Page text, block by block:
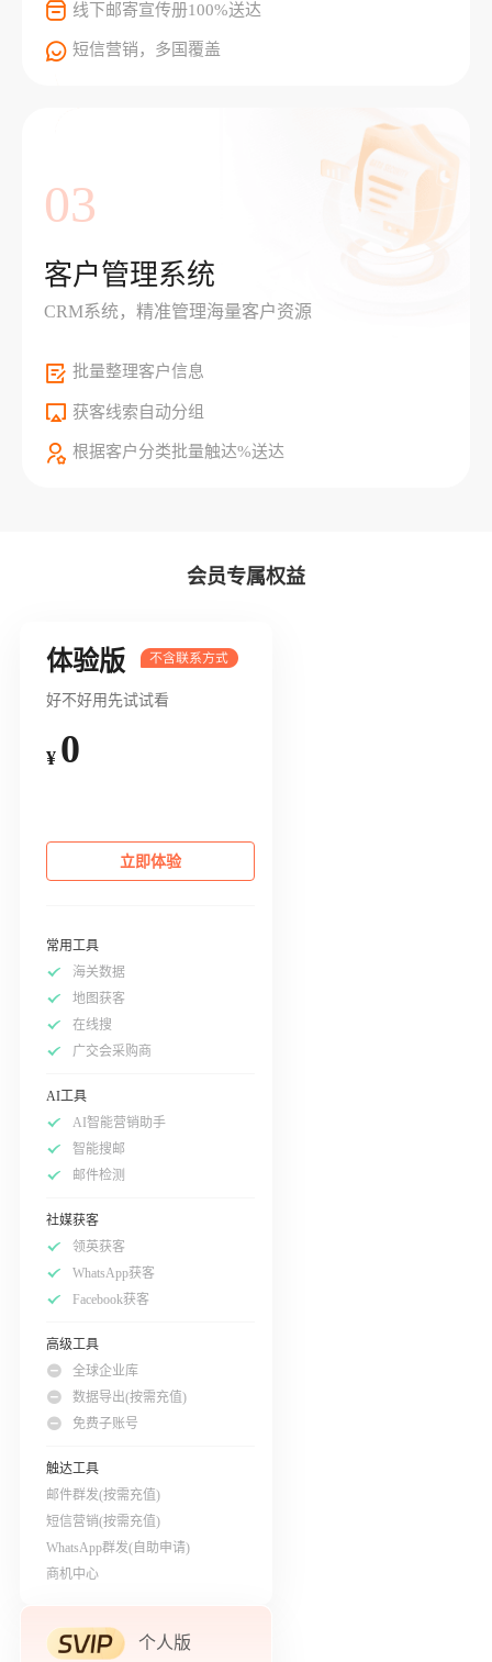
线下邮寄宣传册100%送达
短信营销，多国覆盖
03
客户管理系统
CRM系统，精准管理海量客户资源
批量整理客户信息
获客线索自动分组
根据客户分类批量触达%送达
会员专属权益
体验版
好不好用先试试看
¥ 0
立即体验
常用工具
海关数据
地图获客
在线搜
广交会采购商
AI工具
AI智能营销助手
智能搜邮
邮件检测
社媒获客
领英获客
WhatsApp获客
Facebook获客
高级工具
全球企业库
数据导出(按需充值)
免费子账号
触达工具
邮件群发(按需充值)
短信营销(按需充值)
WhatsApp群发(自助申请)
商机中心
个人版